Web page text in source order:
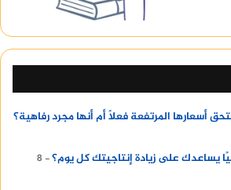
أسعارها المرتفعة فعلًا أم أنها مجرد رفاهية؟
يساعدك على زيادة إنتاجيتك كل يوم؟
8